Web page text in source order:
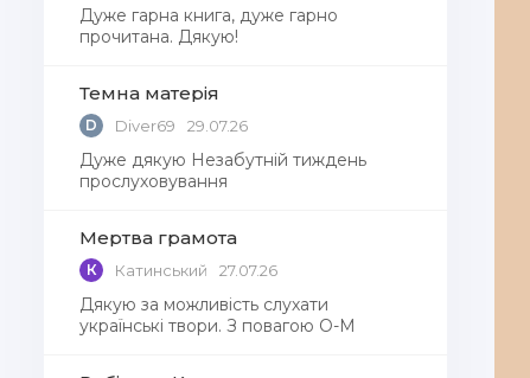
Дуже гарна книга, дуже гарно
прочитана. Дякую!
Темна матерія
D Diver69 29.07.26
Дуже дякую Незабутній тиждень
прослуховування
Мертва грамота
К Катинський 27.07.26
Дякую за можливість слухати
українські твори. З повагою О-М